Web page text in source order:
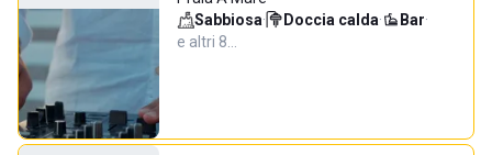
Sabbiosa· Doccia calda· Bar·
e altri 8…